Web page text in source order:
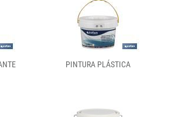
PINTURA PLÁSTICA